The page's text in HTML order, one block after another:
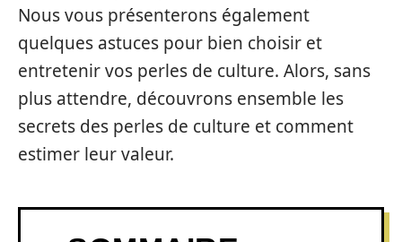
Nous vous présenterons également
quelques astuces pour bien choisir et
entretenir vos perles de culture. Alors, sans
plus attendre, découvrons ensemble les
secrets des perles de culture et comment
estimer leur valeur.